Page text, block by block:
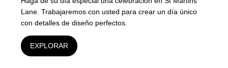
Lane. Trabajaremos con usted para crear un día único
con detalles de diseño perfectos.
EXPLORAR